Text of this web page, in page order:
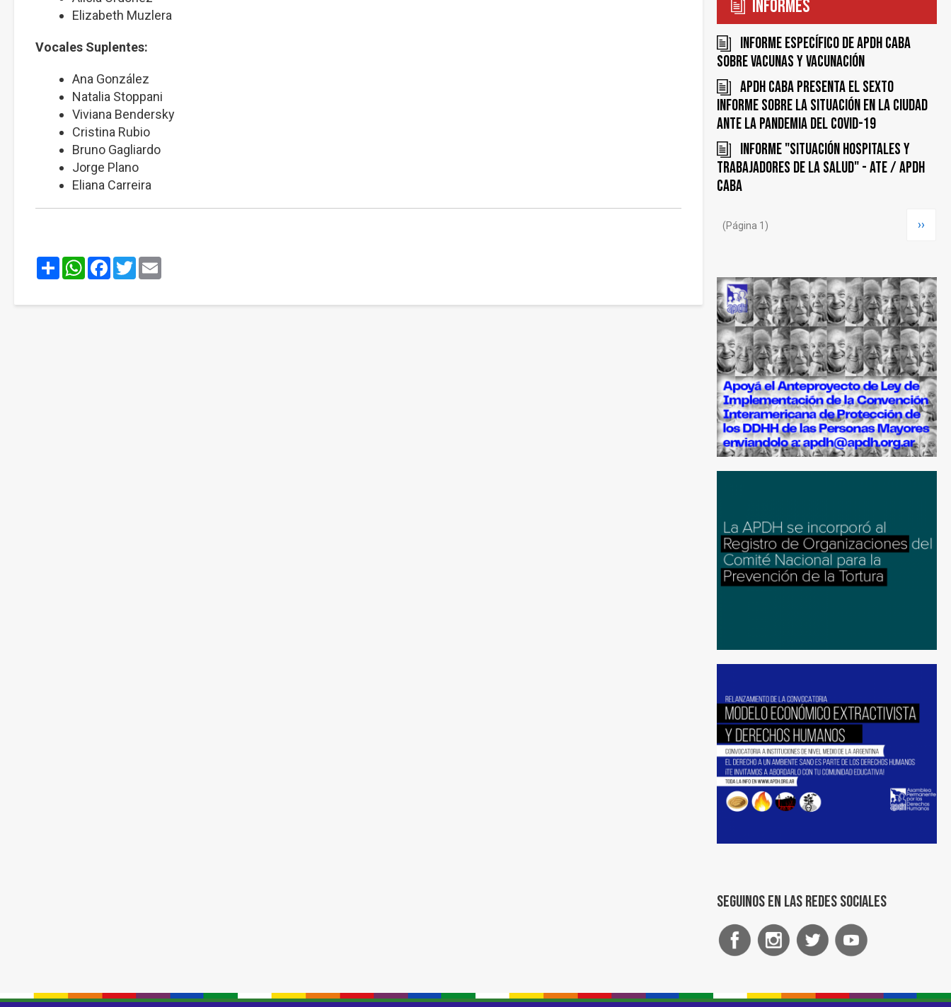
Elizabeth Muzlera
Vocales Suplentes:
Ana González
Natalia Stoppani
Viviana Bendersky
Cristina Rubio
Bruno Gagliardo
Jorge Plano
Eliana Carreira
ShareWhatsApp
Facebook
Twitter
Informes
Informe específico de APDH CABA
sobre vacunas y vacunación
APDH CABA presenta el sexto
informe sobre la situación en la ciudad
ante la pandemia del COVID-19
Informe "Situación Hospitales y
Trabajadores de la Salud" - ATE / APDH
CABA
(Página 1) ››
Seguinos en las redes sociales